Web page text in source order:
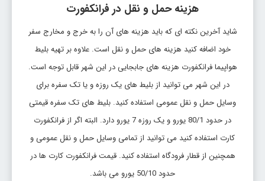
هزینه حمل و نقل در فرانکفورت
شاید آخرین نکته ای که باید هزینه های آن را به خرج و مخارج سفر
خود اضافه کنید هزینه های حمل و نقل است. علاوه بر تهیه بلیط
هواپیما فرانکفورت هزینه های جابجایی در این شهر قابل توجه است.
در این شهر می توانید از بلیط های یک روزه و یا تک سفره برای
وسایل حمل و نقل عمومی استفاده کنید. بلیط های تک سفره قیمتی
در حدود 80/1 یورو و یک روزه 7 یورو دارد. البته اگر از فرانکفورت
کارت استفاده کنید می توانید از تمامی وسایل حمل و نقل عمومی و
همچنین از قطار فرودگاه استفاده کنید. قیمت فرانکفورت کارت ها در
حدود 50/10 یورو می باشد.